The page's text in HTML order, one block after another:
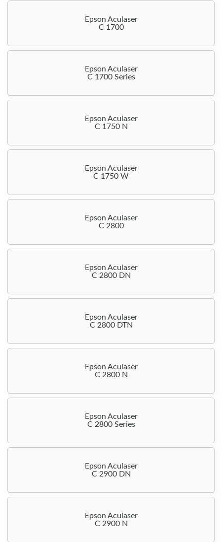
Epson Aculaser
C 1700
Epson Aculaser
C 1700 Series
Epson Aculaser
C 1750 N
Epson Aculaser
C 1750 W
Epson Aculaser
C 2800
Epson Aculaser
C 2800 DN
Epson Aculaser
C 2800 DTN
Epson Aculaser
C 2800 N
Epson Aculaser
C 2800 Series
Epson Aculaser
C 2900 DN
Epson Aculaser
C 2900 N